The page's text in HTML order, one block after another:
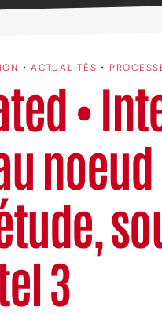
•ACTUALITÉS •
•
3